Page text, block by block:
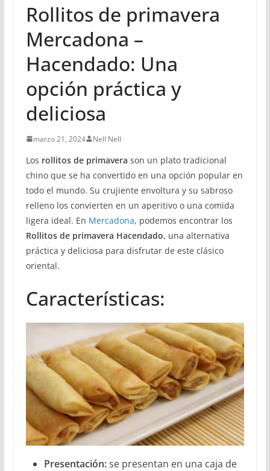
Rollitos de primavera
Mercadona –
Hacendado: Una
opción práctica y
deliciosa
marzo 21, 2024 Nell Nell
Los rollitos de primavera son un plato tradicional
chino que se ha convertido en una opción popular en
todo el mundo. Su crujiente envoltura y su sabroso
relleno los convierten en un aperitivo o una comida
ligera ideal. En Mercadona, podemos encontrar los
Rollitos de primavera Hacendado, una alternativa
práctica y deliciosa para disfrutar de este clásico
oriental.
Características:
Presentación:se presentan en una caja de